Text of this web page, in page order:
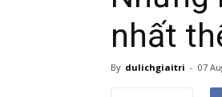
nhất
By dulichgiaitri - 07